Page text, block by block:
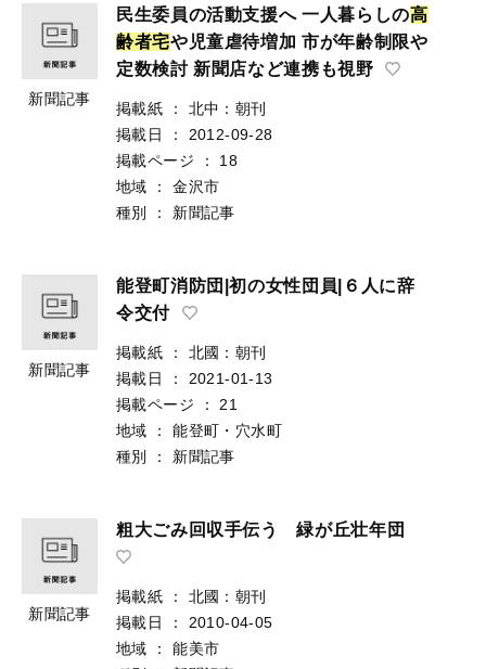
新聞記事
民生委員の活動支援へ 一人暮らしの高
齢者宅や児童虐待増加 市が年齢制限や
定数検討 新聞店など連携も視野
掲載紙 ：
北中：朝刊
掲載日
：
2012-09-28
掲載ページ
：
18
地域
：
金沢市
種別
： 新聞記事
新聞記事
能登町消防団|初の女性団員|６人に辞
令交付
掲載紙 ：
北國：朝刊
掲載日
：
2021-01-13
掲載ページ
：
21
地域
：
能登町・穴水町
種別
： 新聞記事
新聞記事
粗大ごみ回収手伝う 緑が丘壮年団
掲載紙 ：
北國：朝刊
掲載日
：
2010-04-05
地域
：
能美市